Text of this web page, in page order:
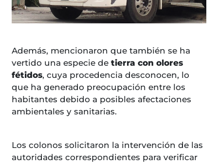
Además, mencionaron que también se ha
vertido una especie de tierra con olores
fétidos, cuya procedencia desconocen, lo
que ha generado preocupación entre los
habitantes debido a posibles afectaciones
ambientales y sanitarias.
Los colonos solicitaron la intervención de las
autoridades correspondientes para verificar